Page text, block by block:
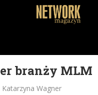
branży MLM
Wagner